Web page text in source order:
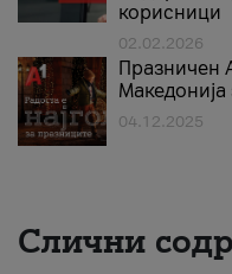
корисници
02.02.2026
Празничен
04.12.2025
Слични